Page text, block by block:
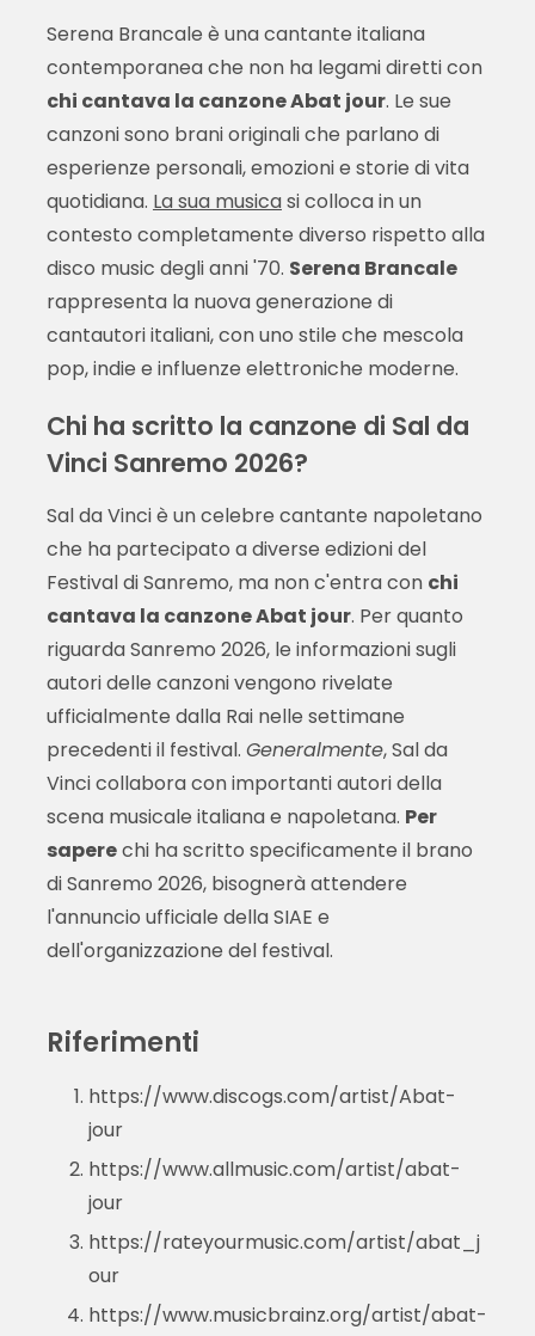
Serena Brancale è una cantante italiana
contemporanea che non ha legami diretti con
chi cantava la canzone Abat jour. Le sue
canzoni sono brani originali che parlano di
esperienze personali, emozioni e storie di vita
quotidiana. La sua musicasi colloca in un
contesto completamente diverso rispetto alla
disco music degli anni '70. Serena Brancale
rappresenta la nuova generazione di
cantautori italiani, con uno stile che mescola
pop, indie e influenze elettroniche moderne.
Chi ha scritto la canzone di Sal da
Vinci Sanremo 2026?
Sal da Vinci è un celebre cantante napoletano
che ha partecipato a diverse edizioni del
Festival di Sanremo, ma non c'entra con chi
cantava la canzone Abat jour. Per quanto
riguarda Sanremo 2026, le informazioni sugli
autori delle canzoni vengono rivelate
ufficialmente dalla Rai nelle settimane
precedenti il festival. Generalmente, Sal da
Vinci collabora con importanti autori della
scena musicale italiana e napoletana. Per
saperechi ha scritto specificamente il brano
di Sanremo 2026, bisognerà attendere
l'annuncio ufficiale della SIAE e
dell'organizzazione del festival.
Riferimenti
https://www.discogs.com/artist/Abat-
jour
https://www.allmusic.com/artist/abat-
jour
https://rateyourmusic.com/artist/abat_j
our
https://www.musicbrainz.org/artist/abat-